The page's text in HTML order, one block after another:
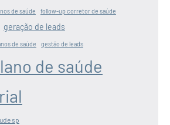
de saúde follow-up corretor de saúde
geração de leads
de saúde gestão de leads
de saúde
sp